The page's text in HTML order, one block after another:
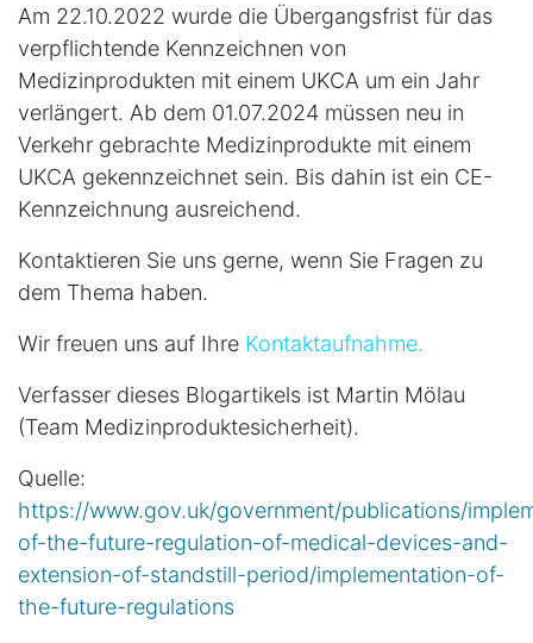
Am 22.10.2022 wurde die Übergangsfrist für das
verpflichtende Kennzeichnen von
Medizinprodukten mit einem UKCA um ein Jahr
verlängert. Ab dem 01.07.2024 müssen neu in
Verkehr gebrachte Medizinprodukte mit einem
UKCA gekennzeichnet sein. Bis dahin ist ein CE-
Kennzeichnung ausreichend.
Kontaktieren Sie uns gerne, wenn Sie Fragen zu
dem Thema haben.
Wir freuen uns auf Ihre Kontaktaufnahme.
Verfasser dieses Blogartikels ist Martin Mölau
(Team Medizinproduktesicherheit).
Quelle:
https://www.gov.uk/government/publications/
of-the-future-regulation-of-medical-devices-and-
extension-of-standstill-period/implementation-of-
the-future-regulations